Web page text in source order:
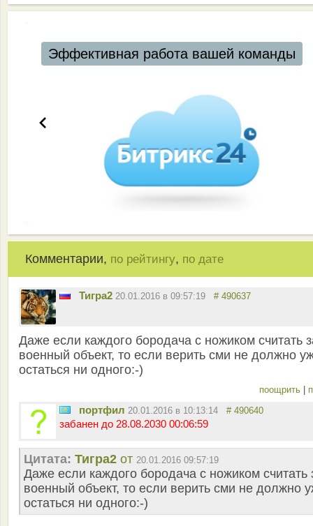
Эффективная работа вашей команды
Комментарии, по рейтингу, по дате
Тигра2 20.01.2016 в 09:57:19 # 490637
Даже если каждого бородача с ножиком считать
военный объект, то если верить сми не должно
остаться ни одного:-)
поощрить |
портфил 20.01.2016 в 10:13:14 # 490640
забанен до 28.08.2030 00:06:59
Цитата: Тигра2 от 20.01.2016 09:57:19
Даже если каждого бородача с ножиком считать
военный объект, то если верить сми не должно
остаться ни одного:-)